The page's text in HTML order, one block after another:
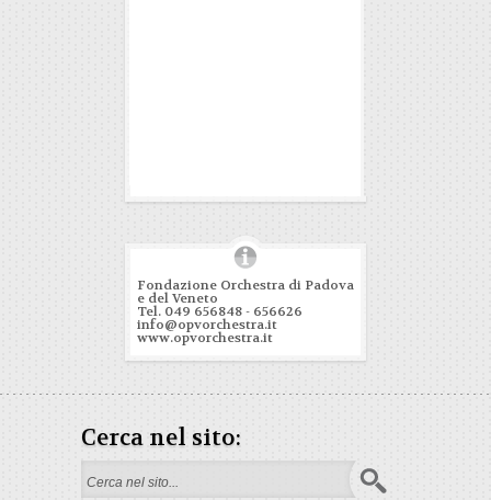
Fondazione Orchestra di Padova
e del Veneto
Tel. 049 656848 - 656626
info@opvorchestra.it
www.opvorchestra.it
Cerca nel sito:
Form di ricerca